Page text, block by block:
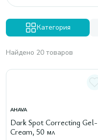
Категория
Найдено 20 товаров
AHAVA
Dark Spot Correcting Gel-
Cream, 50 мл